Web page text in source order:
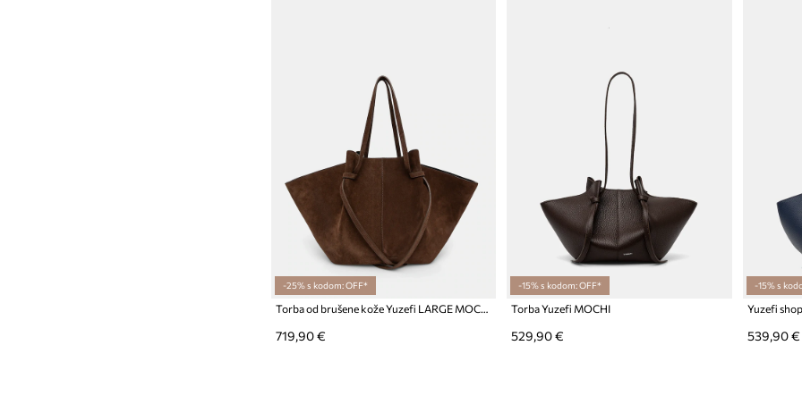
-25% s kodom: OFF*
719,90 €
-15% s kodom: OFF*
Torba Yuzefi MOCHI
529,90 €
-15% s
Yuzefi
539,90 €